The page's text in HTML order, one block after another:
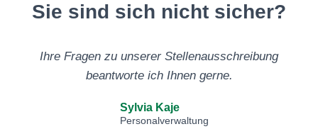
Sie sind sich nicht sicher?
Ihre Fragen zu unserer Stellenausschreibung
beantworte ich Ihnen gerne.
Sylvia Kaje
Personalverwaltung